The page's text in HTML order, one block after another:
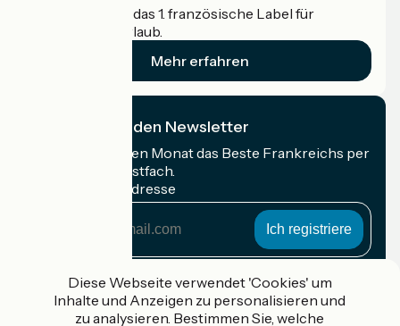
Accueil Vélo ist das 1. französische Label für
Radfahrer im Urlaub.
Mehr erfahren
Ich abonniere den Newsletter
Erhalten Sie jeden Monat das Beste Frankreichs per
Rad in Ihrem Postfach.
Meine E-Mail-Adresse
Adresse
Gefördert im Rahmen von Destination France
Diese Webseite verwendet 'Cookies' um
Inhalte und Anzeigen zu personalisieren und
zu analysieren. Bestimmen Sie, welche